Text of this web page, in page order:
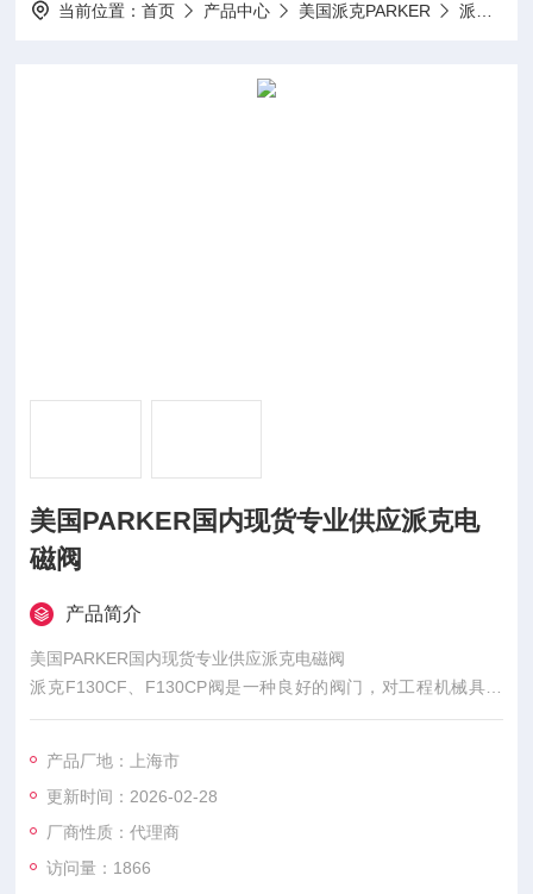
当前位置：首页 产品中心 美国派克PARKER 派克PARKER电磁阀
美国PARKER国内现货专业供应派克电
磁阀
产品简介
美国PARKER国内现货专业供应派克电磁阀
派克F130CF、F130CP阀是一种良好的阀门，对工程机械具有
出色的可控性。阀门是模块化设计，可用于开式系统和闭式系
经验的结果，它提供具有优异可控性的坚固多路阀，采用高级材
料和精密制造。F130CF，F130CP阀是一种多功能阀门，提供
机械设计自由度，它可以配备多泵和多阀系统
产品厂地：上海市
更新时间：2026-02-28
厂商性质：代理商
访问量：1866